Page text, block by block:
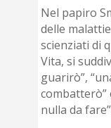
Nel papiro
delle
scienziati di
Vita, si
guarirò”,
combatterò”
nulla da